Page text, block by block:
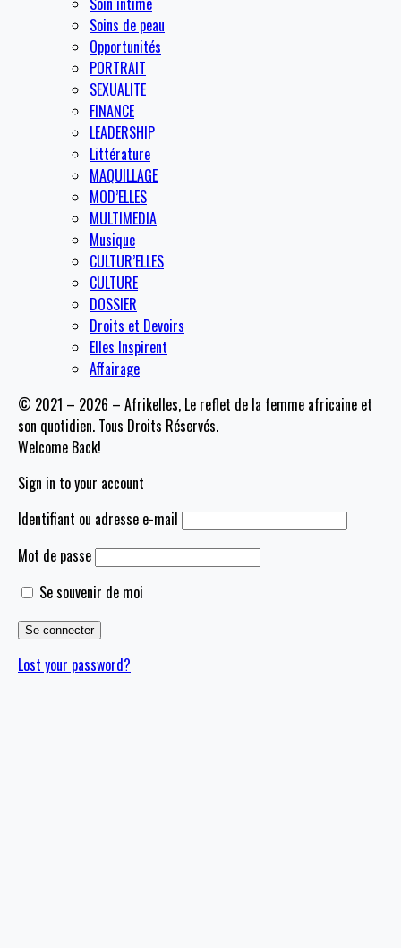
Soins de peau
Opportunités
PORTRAIT
SEXUALITE
FINANCE
LEADERSHIP
Littérature
MAQUILLAGE
MOD’ELLES
MULTIMEDIA
Musique
CULTUR’ELLES
CULTURE
DOSSIER
Droits et Devoirs
Elles Inspirent
Affairage
© 2021 – 2026 – Afrikelles, Le reflet de la femme africaine et
son quotidien. Tous Droits Réservés.
Welcome Back!
Sign in to your account
Identifiant ou adresse e-mail
Mot de passe
Se souvenir de moi
Lost your password?